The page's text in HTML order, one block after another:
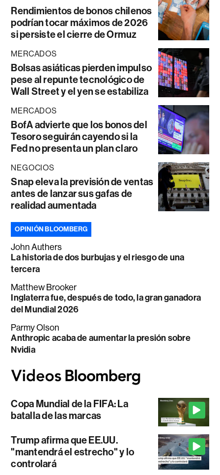
Rendimientos de bonos chilenos
podrían tocar máximos de 2026
si persiste el cierre de Ormuz
MERCADOS
Bolsas asiáticas pierden impulso
pese al repunte tecnológico de
Wall Street y el yen se estabiliza
MERCADOS
BofA advierte que los bonos del
Tesoro seguirán cayendo si la
Fed no presenta un plan claro
NEGOCIOS
Snap eleva la previsión de ventas
antes de lanzar sus gafas de
realidad aumentada
OPINIÓN BLOOMBERG
John Authers
La historia de dos burbujas y el riesgo de una
tercera
Matthew Brooker
Inglaterra fue, después de todo, la gran ganadora
del Mundial 2026
Parmy Olson
Anthropic acaba de aumentar la presión sobre
Nvidia
Copa Mundial de la FIFA: La
batalla de las marcas
Trump afirma que EE.UU.
"mantendrá el estrecho" y lo
controlará